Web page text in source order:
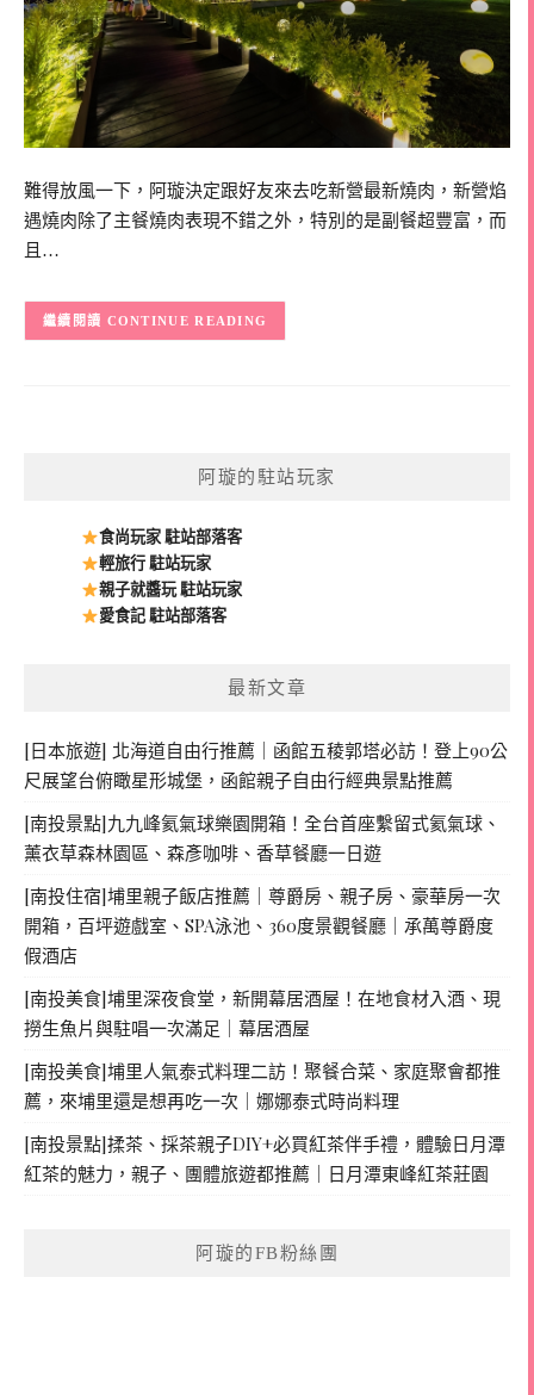
難得放風一下，阿璇決定跟好友來去吃新營最新燒肉，新營焰
遇燒肉除了主餐燒肉表現不錯之外，特別的是副餐超豐富，而
且…
CONTINUE READING
阿璇的駐站玩家
食尚玩家 駐站部落客
輕旅行 駐站玩家
親子就醬玩 駐站玩家
愛食記 駐站部落客
最新文章
[日本旅遊] 北海道自由行推薦｜函館五稜郭塔必訪！登上90公
尺展望台俯瞰星形城堡，函館親子自由行經典景點推薦
[南投景點]九九峰氦氣球樂園開箱！全台首座繫留式氦氣球、
薰衣草森林園區、森彥咖啡、香草餐廳一日遊
[南投住宿]埔里親子飯店推薦｜尊爵房、親子房、豪華房一次
開箱，百坪遊戲室、SPA泳池、360度景觀餐廳｜承萬尊爵度
假酒店
[南投美食]埔里深夜食堂，新開幕居酒屋！在地食材入酒、現
撈生魚片與駐唱一次滿足｜幕居酒屋
[南投美食]埔里人氣泰式料理二訪！聚餐合菜、家庭聚會都推
薦，來埔里還是想再吃一次｜娜娜泰式時尚料理
[南投景點]揉茶、採茶親子DIY+必買紅茶伴手禮，體驗日月潭
紅茶的魅力，親子、團體旅遊都推薦｜日月潭東峰紅茶莊園
阿璇的FB粉絲團